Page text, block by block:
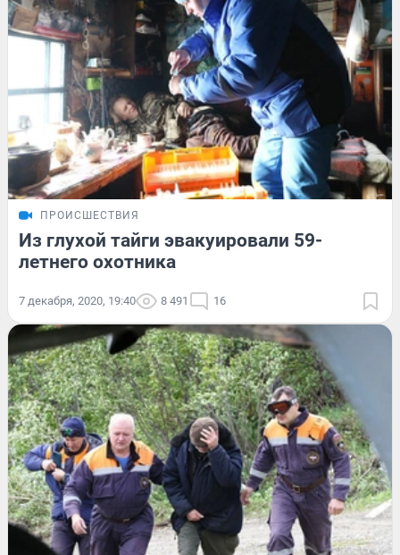
ПРОИСШЕСТВИЯ
Из глухой тайги эвакуировали 59-
летнего охотника
7 декабря, 2020, 19:40 8 491 16